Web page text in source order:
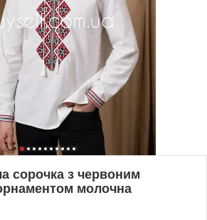
сорочка з червоним
молочна